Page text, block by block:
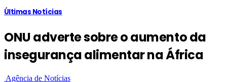
Últimas Notícias
ONU adverte sobre o aumento da
insegurança alimentar na África
Agência de Notícias